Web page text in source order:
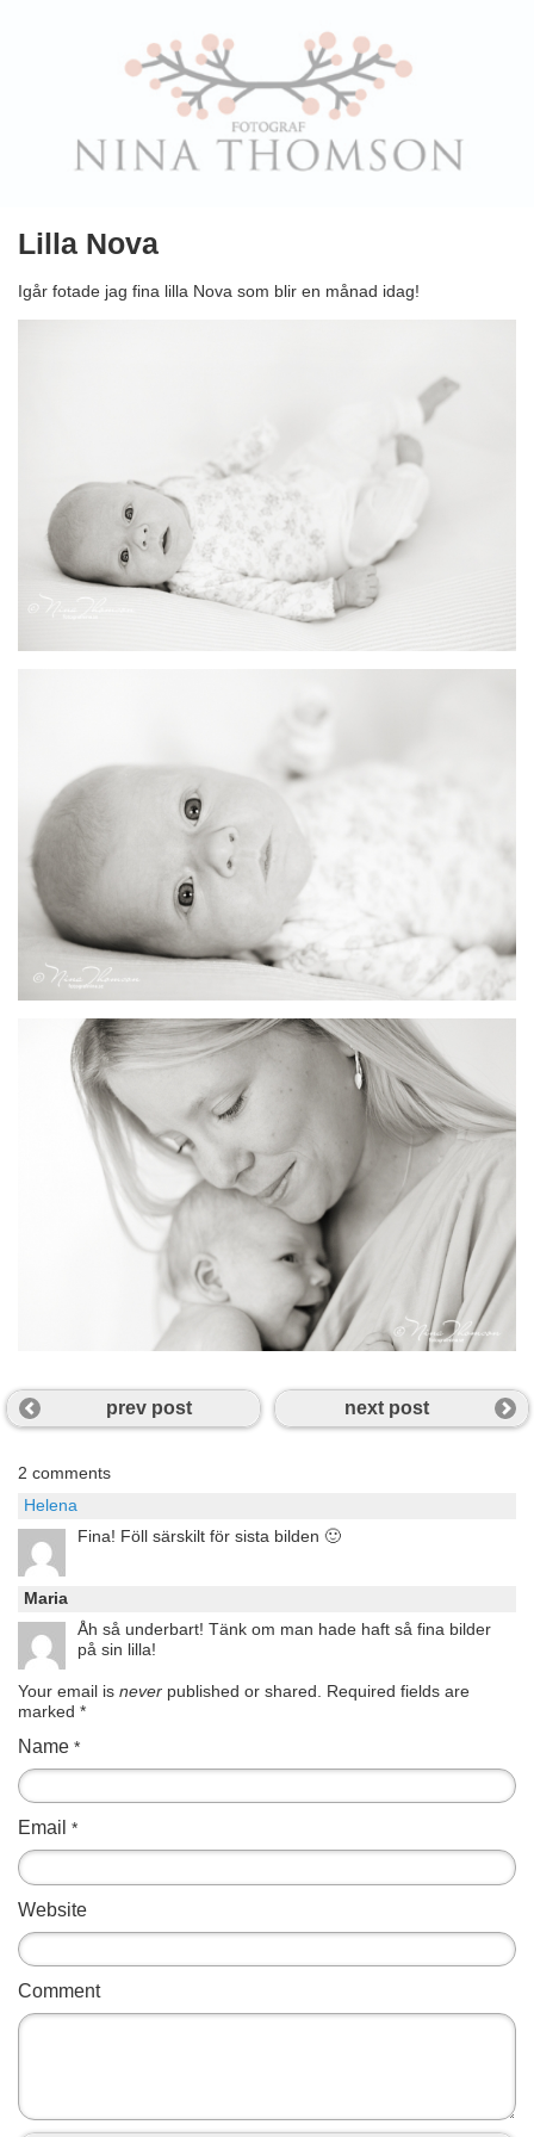
Lilla Nova
Igår fotade jag fina lilla Nova som blir en månad idag!
prev post next post
2 comments
Helena
Fina! Föll särskilt för sista bilden 🙂
Maria
Åh så underbart! Tänk om man hade haft så fina bilder
på sin lilla!
Your email is never published or shared. Required fields are
marked *
Name *
Email *
Website
Comment